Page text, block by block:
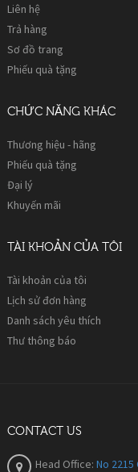
Liên hệ
Trả hàng
Sơ đồ trang
Phiếu quà tặng
CHỨC NĂNG KHÁC
Thương hiệu - hãng
Phiếu quà tặng
Đại lý
Khuyến mãi
TÀI KHOẢN CỦA TÔI
Tài khoản của tôi
Lịch sử đơn hàng
Danh sách yêu thích
Thư thông báo
CONTACT US
Head Office: No 2215